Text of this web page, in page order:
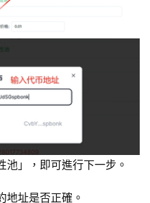
池」，即可進行下一步。
地址是否正確。